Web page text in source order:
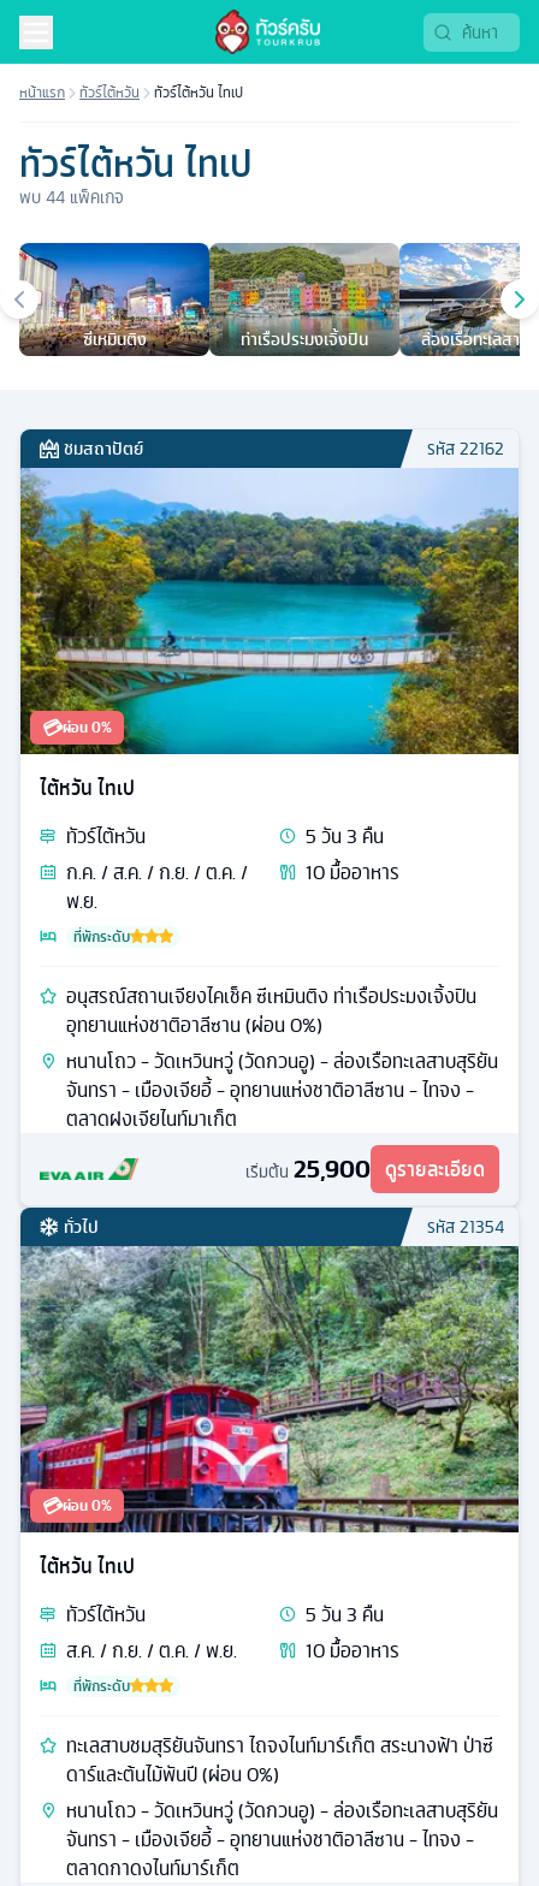
หน้าแรก ทัวร์ไต้หวัน ทัวร์ไต้หวัน ไทเป
ทัวร์ไต้หวัน ไทเป
พบ44 แพ็คเกจ
เมืองยอดนิยม
ซีเหมินติง ท่าเรือประมงเจิ้งปิน
ล่องเรือทะเลสาบ
จันทรา
ชมสถาปัตย์ รหัส22162
💳ผ่อน 0%
ไต้หวัน ไทเป
ทัวร์ไต้หวัน 5วัน3 คืน
ก.ค. / ส.ค. / ก.ย. / ต.ค. /
พ.ย.
10มื้ออาหาร
ที่พักระดับ
อนุสรณ์สถานเจียงไคเช็ค ซีเหมินติง ท่าเรือประมงเจิ้งปิน
อุทยานแห่งชาติอาลีซาน (ผ่อน 0%)
หนานโถว - วัดเหวินหวู่ (วัดกวนอู) - ล่องเรือทะเลสาบสุริยัน
จันทรา - เมืองเจียอี้ - อุทยานแห่งชาติอาลีซาน - ไทจง -
ตลาดฝงเจียไนท์มาเก็ต
เริ่มต้น 25,900 ดูรายละเอียด
ทั่วไป รหัส21354
💳ผ่อน 0%
ไต้หวัน ไทเป
ทัวร์ไต้หวัน 5วัน3 คืน
ส.ค. / ก.ย. / ต.ค. / พ.ย.
10มื้ออาหาร
ที่พักระดับ
ทะเลสาบชมสุริยันจันทรา ไถจงไนท์มาร์เก็ต สระนางฟ้า ป่าซี
ดาร์และต้นไม้พันปี (ผ่อน 0%)
หนานโถว - วัดเหวินหวู่ (วัดกวนอู) - ล่องเรือทะเลสาบสุริยัน
จันทรา - เมืองเจียอี้ - อุทยานแห่งชาติอาลีซาน - ไทจง -
ตลาดกาดงไนท์มาร์เก็ต